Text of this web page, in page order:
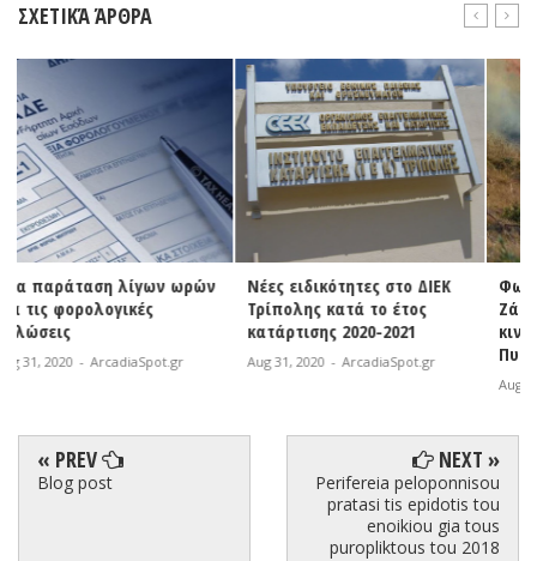
ΣΧΕΤΙΚΆ ΆΡΘΡΑ
Νέες ειδικότητες στο ΔΙΕΚ
Τρίπολης κατά το έτος
κατάρτισης 2020-2021
Aug 31, 2020 - ArcadiaSpot.gr
Φωτιά σε εξέλιξη στη
Ζάκυνθο | Άμεση
κινητοποίηση της
Πυροσβεστικής
« PREV
Blog post
NEXT »
Perifereia peloponnisou
pratasi tis epidotis tou
enoikiou gia tous
puropliktous tou 2018